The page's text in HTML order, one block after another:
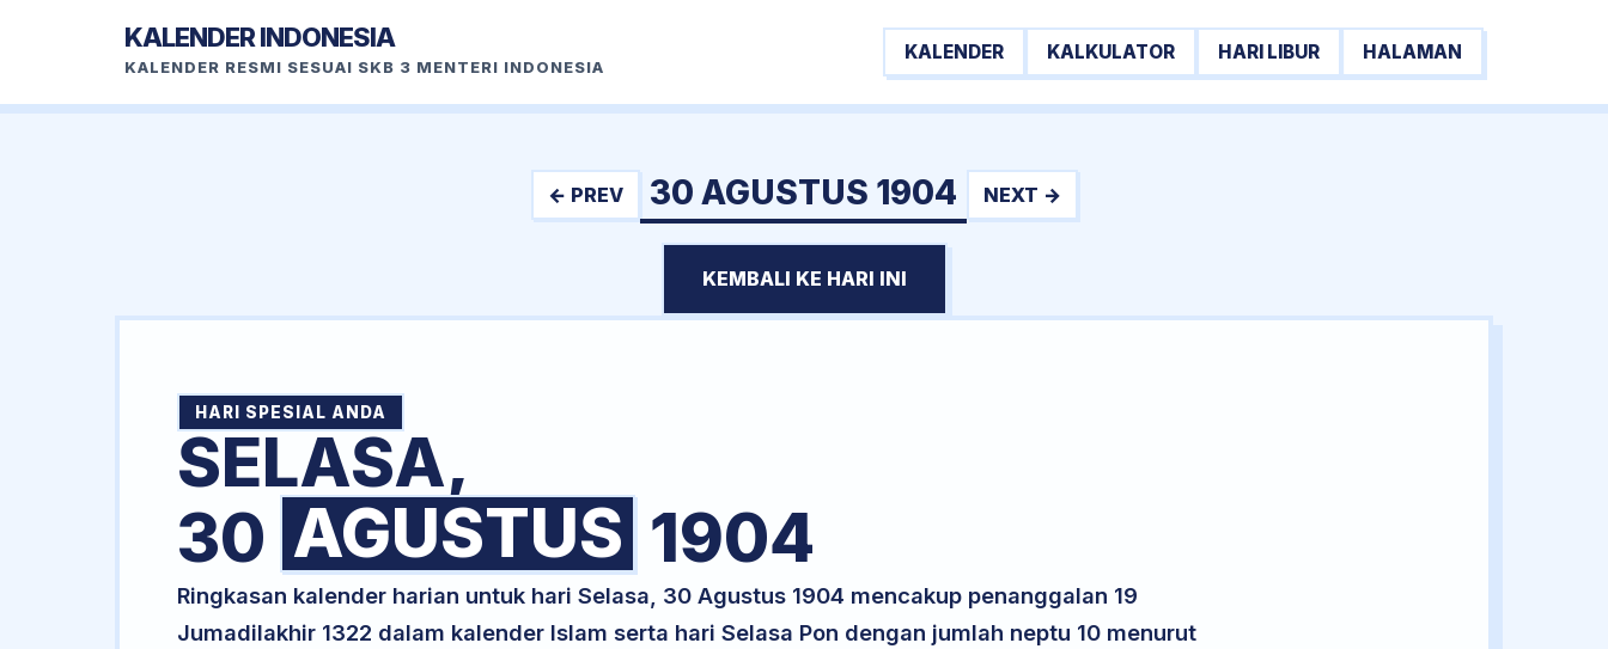
KALENDER INDONESIA
KALENDER RESMI SESUAI SKB 3 MENTERI INDONESIA
KALENDER KALKULATOR HARI LIBUR HALAMAN
← PREV 30 AGUSTUS 1904 NEXT →
KEMBALI KE HARI INI
HARI SPESIAL ANDA
SELASA,
30 AGUSTUS 1904
Ringkasan kalender harian untuk hari Selasa, 30 Agustus 1904 mencakup penanggalan 19
Jumadilakhir 1322 dalam kalender Islam serta hari Selasa Pon dengan jumlah neptu 10 menurut